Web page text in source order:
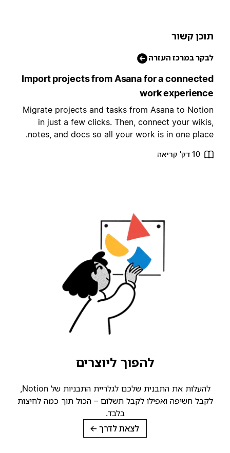
קשור
במרכז העזרה
Import projects from Asana for a
work
Migrate projects and tasks from Asana to
in just a few clicks. Then, connect your
notes, and docs so all your work is in one
10 דק' קריאה
להפוך ליוצרים
להעלות את התבנית שלכם לגלריית התבניות של Notion,
לקבל חשיפה ואפילו לקבל תשלום – הכול תוך כמה לחיצות
בלבד.
לצאת לדרך→